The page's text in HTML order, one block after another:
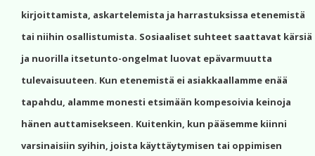
kirjoittamista, askartelemista ja harrastuksissa etenemistä
tai niihin osallistumista. Sosiaaliset suhteet saattavat kärsiä
ja nuorilla itsetunto-ongelmat luovat epävarmuutta
tulevaisuuteen. Kun etenemistä ei asiakkaallamme enää
tapahdu, alamme monesti etsimään kompesoivia keinoja
hänen auttamisekseen. Kuitenkin, kun pääsemme kiinni
varsinaisiin syihin, joista käyttäytymisen tai oppimisen